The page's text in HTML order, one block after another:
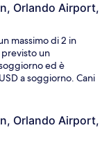
Orlando Airport,
massimo di 2 in
un
ed è
a soggiorno. Cani
Orlando Airport,